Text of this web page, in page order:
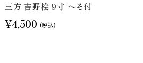
三方 吉野桧 9寸 へそ付
¥4,500 (税込)